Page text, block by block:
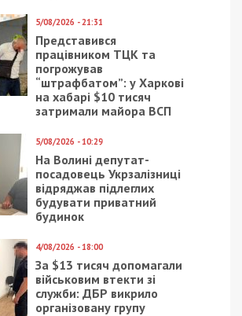
5/08/2026 - 21:31
Представився
працівником ТЦК та
погрожував
“штрафбатом”: у Харкові
на хабарі $10 тисяч
затримали майора ВСП
5/08/2026 - 10:29
На Волині депутат-
посадовець Укрзалізниці
відряджав підлеглих
будувати приватний
будинок
4/08/2026 - 18:00
За $13 тисяч допомагали
військовим втекти зі
служби: ДБР викрило
організовану групу